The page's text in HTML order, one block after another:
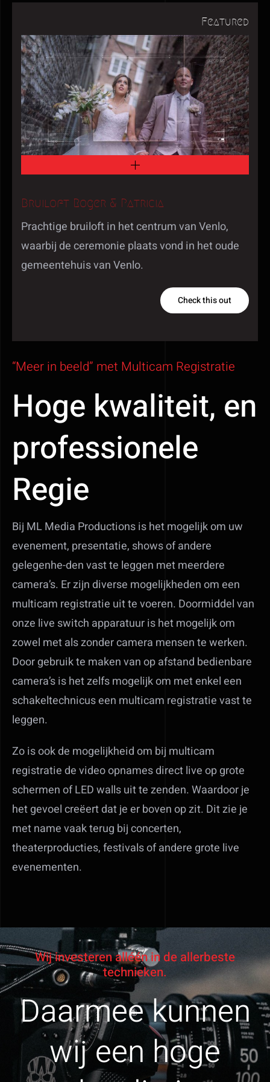
Featured
Bruiloft Roger & Patricia
Prachtige bruiloft in het centrum van Venlo,
waarbij de ceremonie plaats vond in het oude
gemeentehuis van Venlo.
Check this out
“Meer in beeld” met Multicam Registratie
Hoge kwaliteit, en
professionele
Regie
Bij ML Media Productions is het mogelijk om uw
evenement, presentatie, shows of andere
gelegenhe-den vast te leggen met meerdere
camera’s. Er zijn diverse mogelijkheden om een
multicam registratie uit te voeren. Doormiddel van
onze live switch apparatuur is het mogelijk om
zowel met als zonder camera mensen te werken.
Door gebruik te maken van op afstand bedienbare
camera’s is het zelfs mogelijk om met enkel een
schakeltechnicus een multicam registratie vast te
leggen.
Zo is ook de mogelijkheid om bij multicam
registratie de video opnames direct live op grote
schermen of LED walls uit te zenden. Waardoor je
het gevoel creëert dat je er boven op zit. Dit zie je
met name vaak terug bij concerten,
theaterproducties, festivals of andere grote live
evenementen.
Wij investeren alléén in de allerbeste
technieken.
Daarmee kunnen
wij een hoge